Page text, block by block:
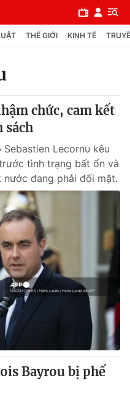
THẾ GIỚI KINH TẾ
chức, cam kết
sách
Lecornu kêu
tình trạng bất ổn và
đang phải đối mặt.
Bayrou bị phế